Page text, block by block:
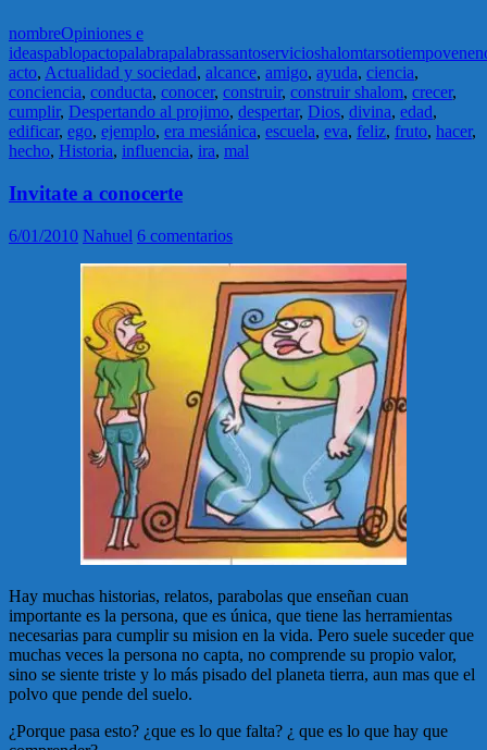
nombreOpiniones e
ideaspablopactopalabrapalabrassantoservicioshalomtarsotiempo
acto, Actualidad y sociedad, alcance, amigo, ayuda, ciencia,
conciencia, conducta, conocer, construir, construir shalom, crecer,
cumplir, Despertando al projimo, despertar, Dios, divina, edad,
edificar, ego, ejemplo, era mesiánica, escuela, eva, feliz, fruto, hacer,
hecho, Historia, influencia, ira, mal
Invitate a conocerte
6/01/2010 Nahuel 6 comentarios
Hay muchas historias, relatos, parabolas que enseñan cuan
importante es la persona, que es única, que tiene las herramientas
necesarias para cumplir su mision en la vida. Pero suele suceder que
muchas veces la persona no capta, no comprende su propio valor,
sino se siente triste y lo más pisado del planeta tierra, aun mas que el
polvo que pende del suelo.
¿Porque pasa esto? ¿que es lo que falta? ¿ que es lo que hay que